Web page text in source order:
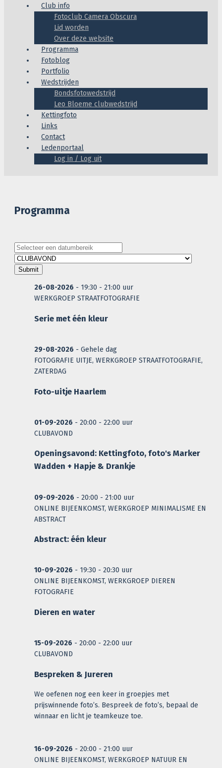
Club info
Fotoclub Camera Obscura
Lid worden
Over deze website
Programma
Fotoblog
Portfolio
Wedstrijden
Bondsfotowedstrijd
Leo Bloeme clubwedstrijd
Kettingfoto
Links
Contact
Ledenportaal
Log in / Log uit
Programma
26-08-2026 - 19:30 - 21:00 uur
WERKGROEP STRAATFOTOGRAFIE
Serie met één kleur
29-08-2026 - Gehele dag
FOTOGRAFIE UITJE, WERKGROEP STRAATFOTOGRAFIE,
ZATERDAG
Foto-uitje Haarlem
01-09-2026 - 20:00 - 22:00 uur
CLUBAVOND
Openingsavond: Kettingfoto, foto's Marker
Wadden + Hapje & Drankje
09-09-2026 - 20:00 - 21:00 uur
ONLINE BIJEENKOMST, WERKGROEP MINIMALISME EN
ABSTRACT
Abstract: één kleur
10-09-2026 - 19:30 - 20:30 uur
ONLINE BIJEENKOMST, WERKGROEP DIEREN
FOTOGRAFIE
Dieren en water
15-09-2026 - 20:00 - 22:00 uur
CLUBAVOND
Bespreken & Jureren
We oefenen nog een keer in groepjes met
prijswinnende foto’s. Bespreek de foto’s, bepaal de
winnaar en licht je teamkeuze toe.
16-09-2026 - 20:00 - 21:00 uur
ONLINE BIJEENKOMST, WERKGROEP NATUUR EN